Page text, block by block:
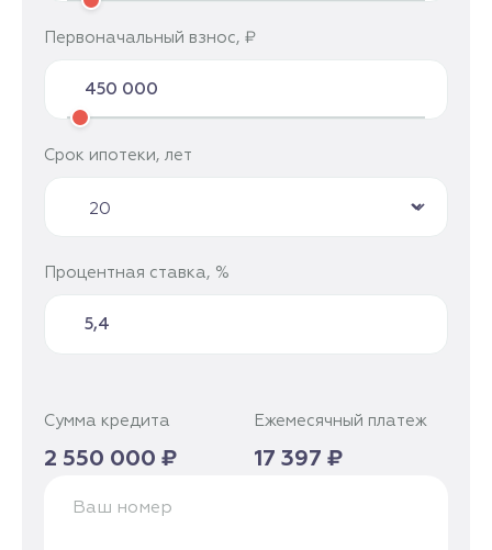
Первоначальный взнос, ₽
Срок ипотеки, лет
Процентная ставка, %
Сумма кредита
2 550 000 ₽
Ежемесячный платеж
17 397 ₽